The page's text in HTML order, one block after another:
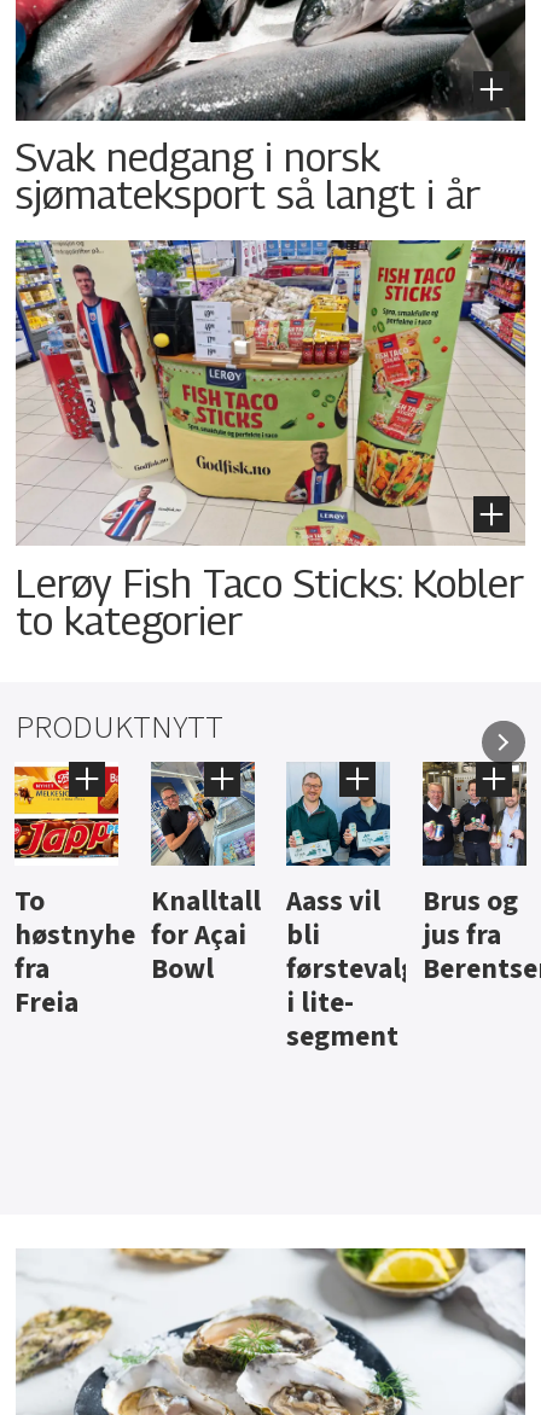
Svak nedgang i norsk
sjømateksport så langt i år
Lerøy Fish Taco Sticks: Kobler
to kategorier
PRODUKTNYTT
Knalltall
for Açai
Bowl
Aass vil
bli
førstevalg
Brus og
jus fra
Berentsen
Hard
iste fra
Hansa